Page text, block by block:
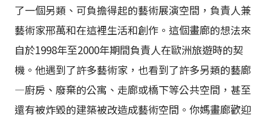
了一個另類、可負擔得起的藝術展演空間，負責人兼
藝術家邢萬和在這裡生活和創作。這個畫廊的想法來
自於1998年至2000年期間負責人在歐洲旅遊時的契
機。他遇到了許多藝術家，也看到了許多另類的藝廊
—廚房、廢棄的公寓、走廊或橋下等公共空間，甚至
還有被炸毀的建築被改造成藝術空間。你媽畫廊歡迎